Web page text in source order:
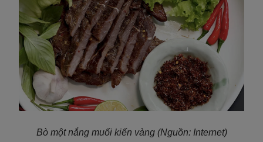
Bò một nắng muối kiến vàng(Nguồn: Internet)